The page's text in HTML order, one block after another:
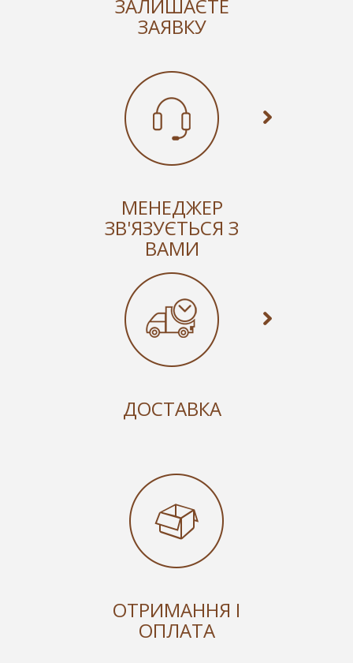
ЗАЛИШАЄТЕ
ЗАЯВКУ
МЕНЕДЖЕР
ЗВ'ЯЗУЄТЬСЯ З
ВАМИ
ДОСТАВКА
ОТРИМАННЯ І
ОПЛАТА